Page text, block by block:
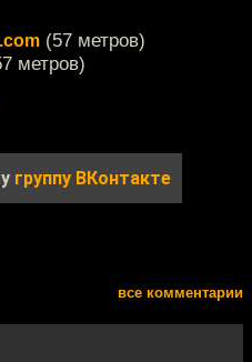
(57 метров)
метров)
группу ВКонтакте
все комментарии